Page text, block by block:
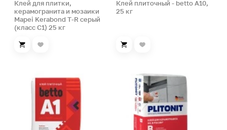
Клей для плитки,
керамогранита и мозаики
Mapei Kerabond T-R серый
(класс С1) 25 кг
Клей плиточный - betto A10,
25 кг